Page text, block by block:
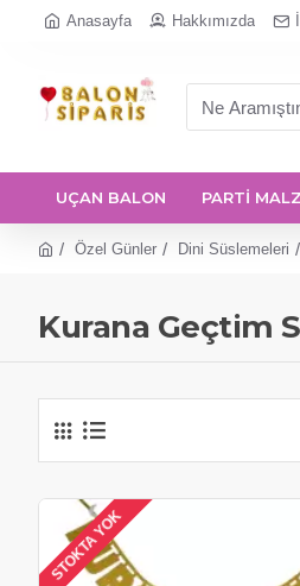
Anasayfa Hakkımızda
UÇAN BALON PARTİ
Özel Günler Dini Süslemeleri
Kurana Geçtim
STOKTA YOK